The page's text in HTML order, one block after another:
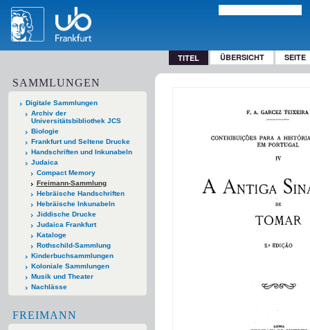
TITEL ÜBERSICHT SEITE
SAMMLUNGEN
Digitale Sammlungen
Archiv der
Universitätsbibliothek JCS
Biologie
Frankfurt und Seltene Drucke
Handschriften und Inkunabeln
Judaica
Compact Memory
Freimann-Sammlung
Hebräische Handschriften
Hebräische Inkunabeln
Jiddische Drucke
Judaica Frankfurt
Kataloge
Rothschild-Sammlung
Kinderbuchsammlungen
Koloniale Sammlungen
Musik und Theater
Nachlässe
FREIMANN